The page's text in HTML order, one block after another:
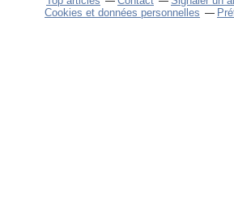
Cookies et données personnelles